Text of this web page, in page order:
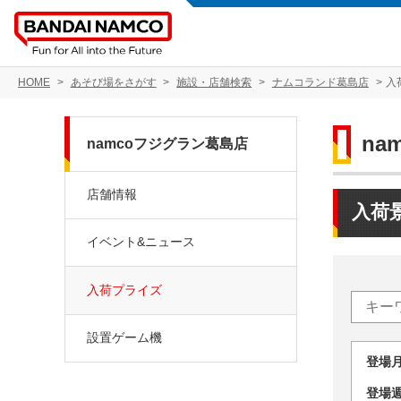
HOME あそび場をさがす 施設・店舗検索 ナムコランド葛島店 入
入荷
登
登
namcoフジグラン葛島店
店舗情報
イベント&ニュース
入荷プライズ
設置ゲーム機